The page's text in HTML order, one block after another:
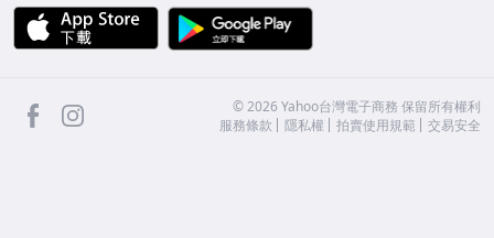
APP Store
facebook ©2026 Yahoo台灣電子商務 保留所有權利
服務條款
隱私權 拍賣使用規範 交易安全